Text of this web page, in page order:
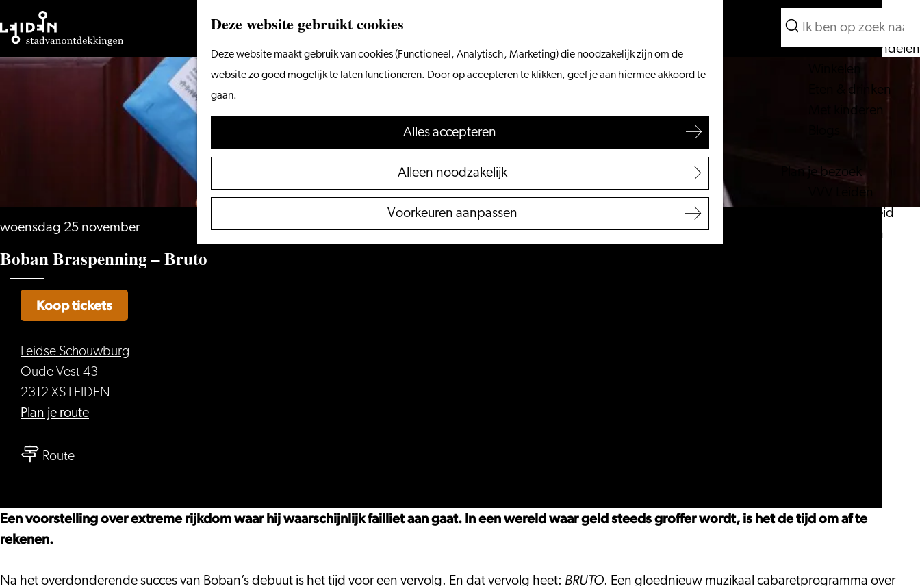
Deze website gebruikt cookies
Deze website maakt gebruik van cookies (Functioneel, Analytisch, Marketing) die noodzakelijk zijn om de
website zo goed mogelijk te laten functioneren. Door op accepteren te klikken, geef je aan hiermee akkoord te
gaan.
Alles accepteren
Alleen noodzakelijk
Voorkeuren aanpassen
Ga
Menu
Zoeken
Wat te doen
Vanaf het water
Fietsen & wandelen
Winkelen
Eten & drinken
Met kinderen
Plan je bezoek
Bereikbaarheid
Overnachten
Zoeken
woensdag 25 november
Boban Braspenning – Bruto
Leidse Schouwburg
Oude Vest 43
2312 XS LEIDEN
Plan je routenaar
Routenaar
–
Koop tickets
Een voorstelling over extreme rijkdom waar hij waarschijnlijk failliet aan gaat. In een wereld waar geld steeds groffer wordt, is het de tijd om af te
rekenen.
Na het overdonderende succes van Boban’s debuut is het tijd voor een vervolg. En dat vervolg heet: BRUTO. Een gloednieuw muzikaal cabaretprogramma over